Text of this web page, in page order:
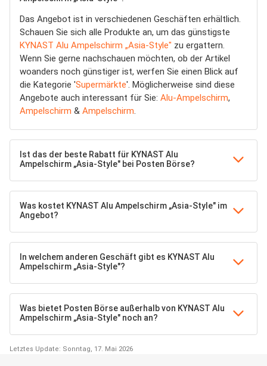
Das Angebot ist in verschiedenen Geschäften erhältlich.
Schauen Sie sich alle Produkte an, um das günstigste
KYNAST Alu Ampelschirm „Asia-Style" zu ergattern.
Wenn Sie gerne nachschauen möchten, ob der Artikel
woanders noch günstiger ist, werfen Sie einen Blick auf
die Kategorie 'Supermärkte'. Möglicherweise sind diese
Angebote auch interessant für Sie: Alu-Ampelschirm,
Ampelschirm & Ampelschirm.
Ist das der beste Rabatt für KYNAST Alu
Ampelschirm „Asia-Style" bei Posten Börse?
Was kostet KYNAST Alu Ampelschirm „Asia-Style" im
Angebot?
In welchem anderen Geschäft gibt es KYNAST Alu
Ampelschirm „Asia-Style"?
Was bietet Posten Börse außerhalb von KYNAST Alu
Ampelschirm „Asia-Style" noch an?
Letztes Update: Sonntag, 17. Mai 2026